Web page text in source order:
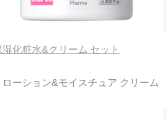
化粧水&クリーム セット
ローション&モイスチュア クリーム